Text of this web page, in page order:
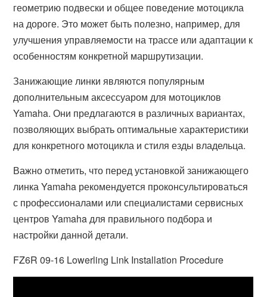
геометрию подвески и общее поведение мотоцикла
на дороге. Это может быть полезно, например, для
улучшения управляемости на трассе или адаптации к
особенностям конкретной маршрутизации.
Занижающие линки являются популярным
дополнительным аксессуаром для мотоциклов
Yamaha. Они предлагаются в различных вариантах,
позволяющих выбрать оптимальные характеристики
для конкретного мотоцикла и стиля езды владельца.
Важно отметить, что перед установкой занижающего
линка Yamaha рекомендуется проконсультироваться
с профессионалами или специалистами сервисных
центров Yamaha для правильного подбора и
настройки данной детали.
FZ6R 09-16 Lowerling Link Installation Procedure